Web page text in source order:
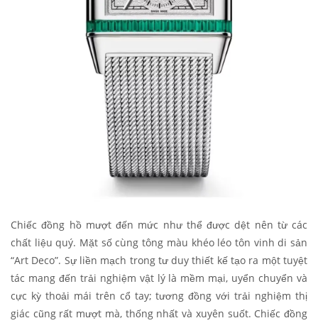
Chiếc đồng hồ mượt đến mức như thể được dệt nên từ các
chất liệu quý. Mặt số cùng tông màu khéo léo tôn vinh di sản
“Art Deco”. Sự liền mạch trong tư duy thiết kế tạo ra một tuyệt
tác mang đến trải nghiệm vật lý là mềm mại, uyển chuyển và
cực kỳ thoải mái trên cổ tay; tương đồng với trải nghiệm thị
giác cũng rất mượt mà, thống nhất và xuyên suốt. Chiếc đồng